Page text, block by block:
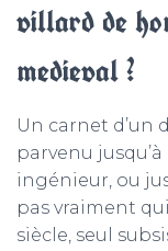
villard de
medieval ?
Un carnet d’un
parvenu
ingénieur, ou
pas vraiment
siècle, seul